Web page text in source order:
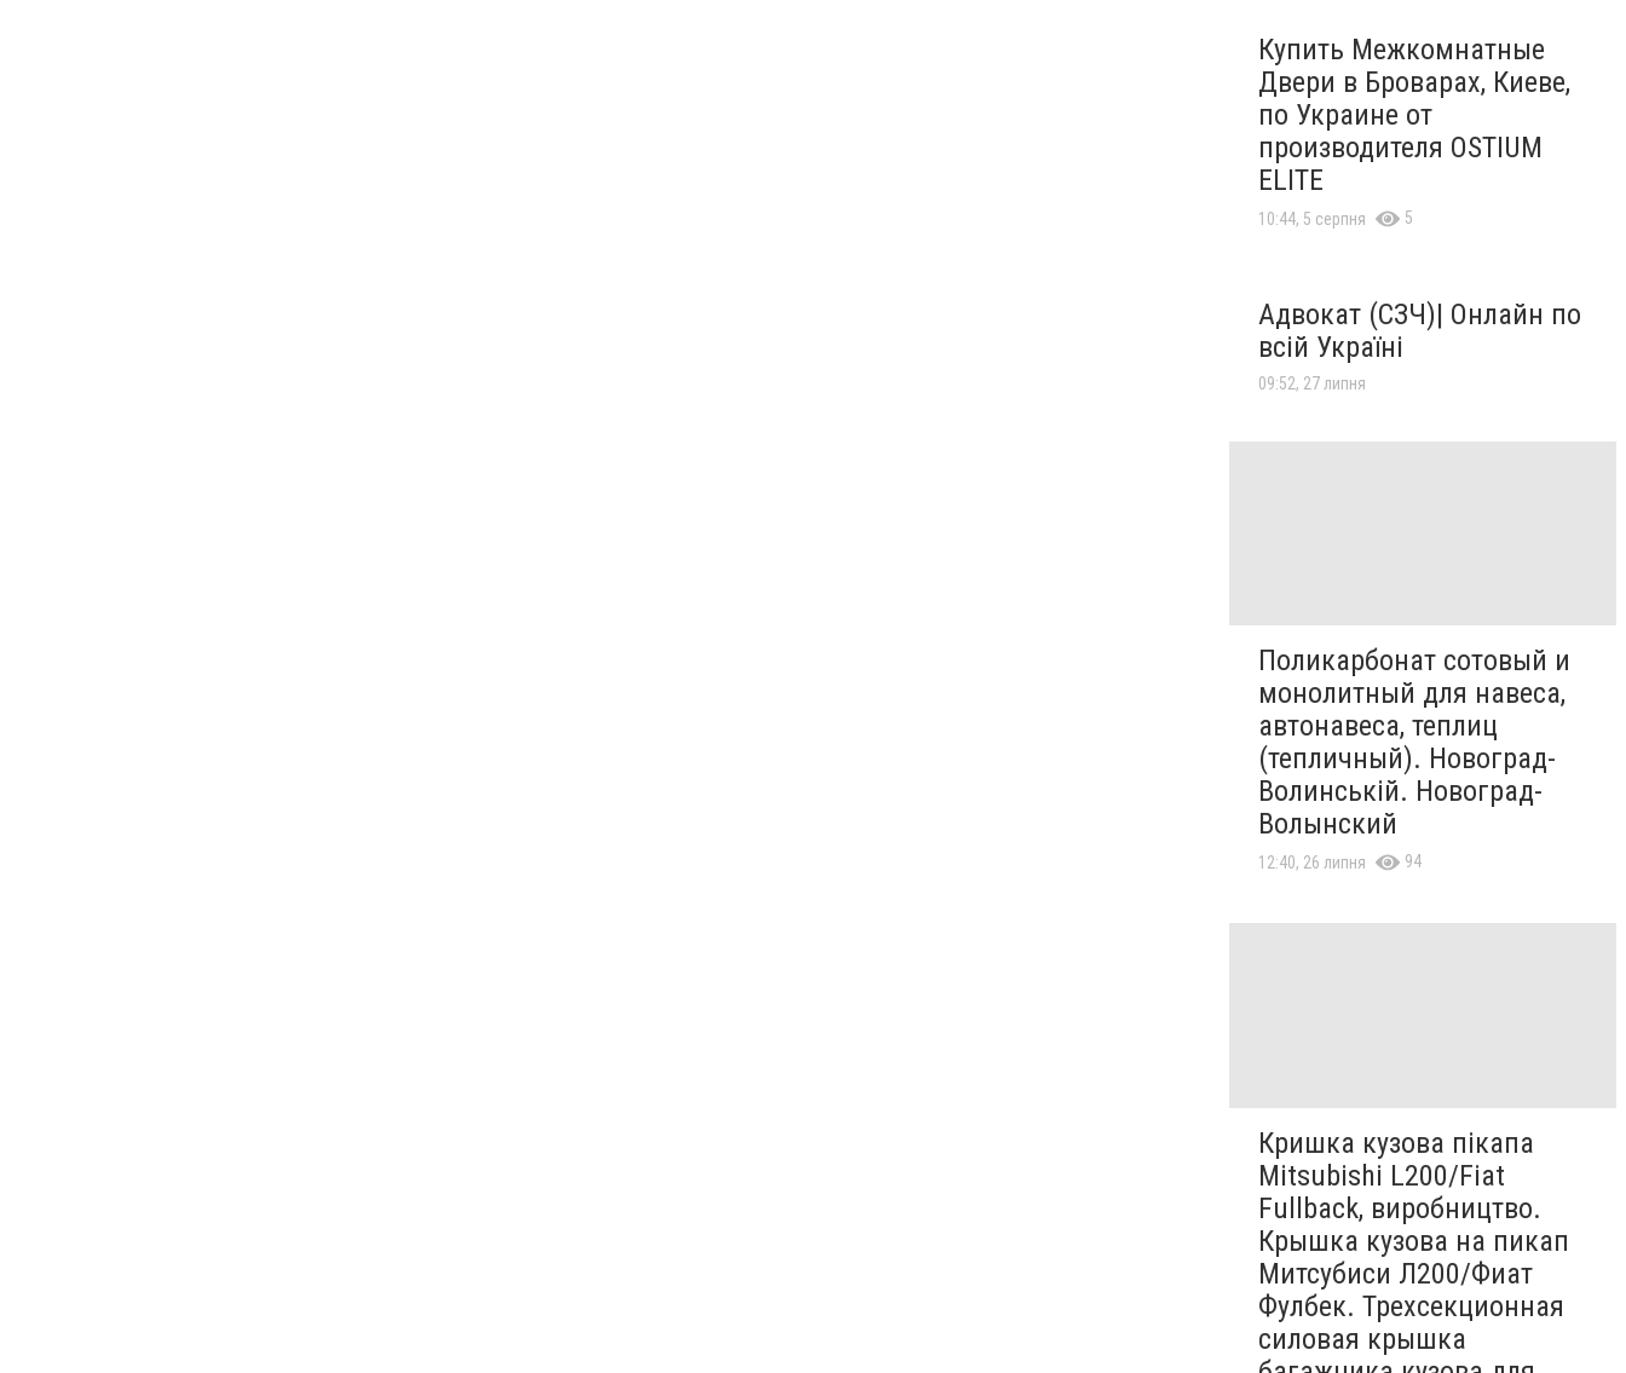
Купить Межкомнатные
Двери в Броварах, Киеве,
по Украине от
производителя OSTIUM
ELITE
10:44, 5 серпня 5
Адвокат (СЗЧ)| Онлайн по
всій Україні
09:52, 27 липня
Поликарбонат сотовый и
монолитный для навеса,
автонавеса, теплиц
(тепличный). Новоград-
Волинській. Новоград-
Волынский
12:40, 26 липня 94
Кришка кузова пікапа
Mitsubishi L200/Fiat
Fullback, виробництво.
Крышка кузова на пикап
Митсубиси Л200/Фиат
Фулбек. Трехсекционная
силовая крышка